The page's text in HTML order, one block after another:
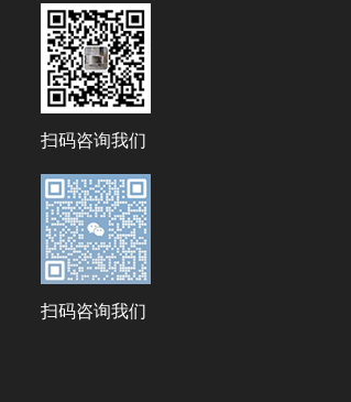
扫码咨询我们
扫码咨询我们